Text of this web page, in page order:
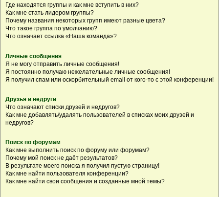
Где находятся группы и как мне вступить в них?
Как мне стать лидером группы?
Почему названия некоторых групп имеют разные цвета?
Что такое группа по умолчанию?
Что означает ссылка «Наша команда»?
Личные сообщения
Я не могу отправить личные сообщения!
Я постоянно получаю нежелательные личные сообщения!
Я получил спам или оскорбительный email от кого-то с этой конференции!
Друзья и недруги
Что означают списки друзей и недругов?
Как мне добавлять/удалять пользователей в списках моих друзей и
недругов?
Поиск по форумам
Как мне выполнить поиск по форуму или форумам?
Почему мой поиск не даёт результатов?
В результате моего поиска я получил пустую страницу!
Как мне найти пользователя конференции?
Как мне найти свои сообщения и созданные мной темы?